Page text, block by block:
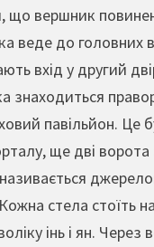
що вершник
веде до
вхід у другий
знаходиться
павільйон. Це
ще дві
стела стоїть
інь і ян. Через